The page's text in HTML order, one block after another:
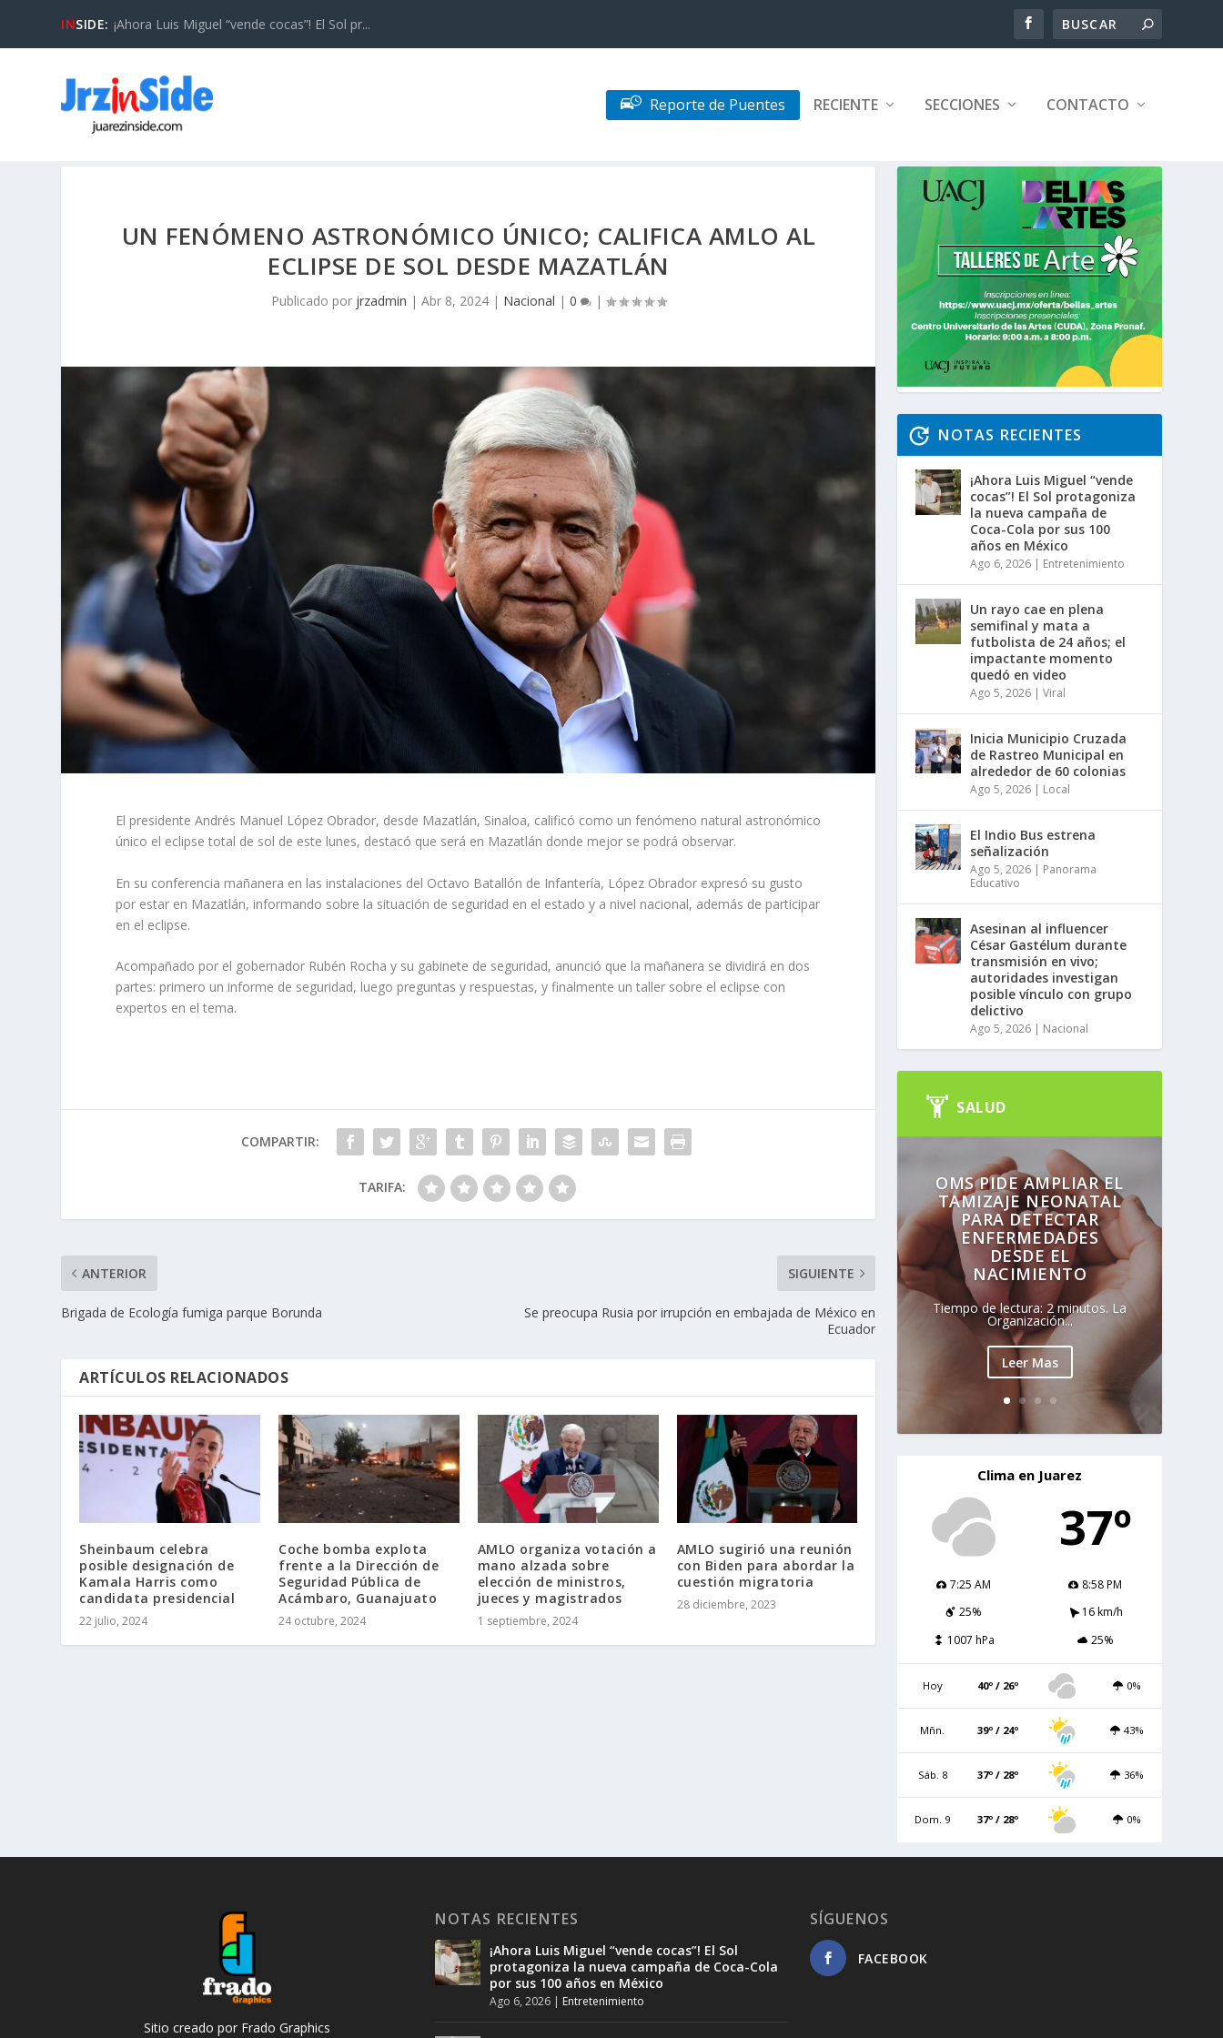
INSIDE: ¡Ahora Luis Miguel “vende cocas”! El Sol pr...
Reporte de Puentes RECIENTE SECCIONES CONTACTO
UN FENÓMENO ASTRONÓMICO ÚNICO; CALIFICA AMLO AL
ECLIPSE DE SOL DESDE MAZATLÁN
Publicado por jrzadmin | Abr 8, 2024| Nacional | 0 |
El presidente Andrés Manuel López Obrador, desde Mazatlán, Sinaloa, calificó como un fenómeno natural astronómico
único el eclipse total de sol de este lunes, destacó que será en Mazatlán donde mejor se podrá observar.
En su conferencia mañanera en las instalaciones del Octavo Batallón de Infantería, López Obrador expresó su gusto
por estar en Mazatlán, informando sobre la situación de seguridad en el estado y a nivel nacional, además de participar
en el eclipse.
Acompañado por el gobernador Rubén Rocha y su gabinete de seguridad, anunció que la mañanera se dividirá en dos
partes: primero un informe de seguridad, luego preguntas y respuestas, y finalmente un taller sobre el eclipse con
expertos en el tema.
COMPARTIR:
TARIFA:
ANTERIOR
Brigada de Ecología fumiga parque Borunda
SIGUIENTE
Se preocupa Rusia por irrupción en embajada de México en
Ecuador
ARTÍCULOS RELACIONADOS
Sheinbaum celebra
posible designación de
Kamala Harris como
candidata presidencial
22 julio, 2024
Coche bomba explota
frente a la Dirección de
Seguridad Pública de
Acámbaro, Guanajuato
24 octubre, 2024
AMLO organiza votación a
mano alzada sobre
elección de ministros,
jueces y magistrados
1 septiembre, 2024
AMLO sugirió una reunión
con Biden para abordar la
cuestión migratoria
28 diciembre, 2023
NOTAS RECIENTES
¡Ahora Luis Miguel “vende
cocas”! El Sol protagoniza
la nueva campaña de
Coca-Cola por sus 100
años en México
Ago 6, 2026 | Entretenimiento
Un rayo cae en plena
semifinal y mata a
futbolista de 24 años; el
impactante momento
quedó en video
Ago 5, 2026 |Viral
Inicia Municipio Cruzada
de Rastreo Municipal en
alrededor de 60 colonias
Ago 5, 2026 | Local
El Indio Bus estrena
señalización
Ago 5, 2026 | Panorama
Educativo
Asesinan al influencer
César Gastélum durante
transmisión en vivo;
autoridades investigan
posible vínculo con grupo
delictivo
Ago 5, 2026 | Nacional
SALUD
OMS PIDE AMPLIAR EL
TAMIZAJE NEONATAL
PARA DETECTAR
ENFERMEDADES
DESDE EL
NACIMIENTO
Tiempo de lectura: 2 minutos. La
Organización...
Leer Mas
Clima en Juarez
37º
7:25 AM
8:58 PM
25%
16 km/h
1007 hPa
25%
Hoy 40º / 26º 0%
Mñn. 39º / 24º 43%
Sáb. 8 37º / 28º 36%
Dom. 9 37º / 28º 0%
Sitio creado por Frado Graphics
NOTAS RECIENTES
¡Ahora Luis Miguel “vende cocas”! El Sol
protagoniza la nueva campaña de Coca-Cola
por sus 100 años en México
Ago 6, 2026 | Entretenimiento
SÍGUENOS
FACEBOOK